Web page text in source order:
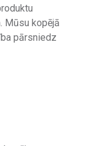
Mūsu kopējā
pārsniedz